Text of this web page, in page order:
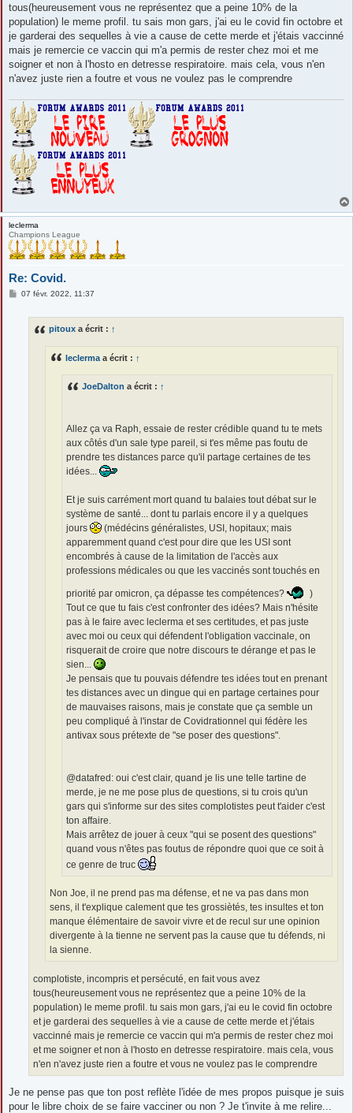
tous(heureusement vous ne représentez que a peine 10% de la
population) le meme profil. tu sais mon gars, j'ai eu le covid fin octobre et
je garderai des sequelles à vie a cause de cette merde et j'étais vaccinné
mais je remercie ce vaccin qui m'a permis de rester chez moi et me
soigner et non à l'hosto en detresse respiratoire. mais cela, vous n'en
n'avez juste rien a foutre et vous ne voulez pas le comprendre
leclerma
Champions League
Re: Covid.
M07 févr. 2022, 11:37
pitoux a écrit : ↑
leclerma a écrit : ↑
JoeDalton a écrit : ↑
Allez ça va Raph, essaie de rester crédible quand tu te mets
aux côtés d'un sale type pareil, si t'es même pas foutu de
prendre tes distances parce qu'il partage certaines de tes
idées...
Et je suis carrément mort quand tu balaies tout débat sur le
système de santé... dont tu parlais encore il y a quelques
jours
(médécins généralistes, USI, hopitaux; mais
apparemment quand c'est pour dire que les USI sont
encombrés à cause de la limitation de l'accès aux
professions médicales ou que les vaccinés sont touchés en
priorité par omicron, ça dépasse tes compétences?
)
Tout ce que tu fais c'est confronter des idées? Mais n'hésite
pas à le faire avec leclerma et ses certitudes, et pas juste
avec moi ou ceux qui défendent l'obligation vaccinale, on
risquerait de croire que notre discours te dérange et pas le
sien...
Je pensais que tu pouvais défendre tes idées tout en prenant
tes distances avec un dingue qui en partage certaines pour
de mauvaises raisons, mais je constate que ça semble un
peu compliqué à l'instar de Covidrationnel qui fédère les
antivax sous prétexte de "se poser des questions".
@datafred: oui c'est clair, quand je lis une telle tartine de
merde, je ne me pose plus de questions, si tu crois qu'un
gars qui s'informe sur des sites complotistes peut t'aider c'est
ton affaire.
Mais arrêtez de jouer à ceux "qui se posent des questions"
quand vous n'êtes pas foutus de répondre quoi que ce soit à
ce genre de truc
Non Joe, il ne prend pas ma défense, et ne va pas dans mon
sens, il t'explique calement que tes grossiètés, tes insultes et ton
manque élémentaire de savoir vivre et de recul sur une opinion
divergente à la tienne ne servent pas la cause que tu défends, ni
la sienne.
complotiste, incompris et persécuté, en fait vous avez
tous(heureusement vous ne représentez que a peine 10% de la
population) le meme profil. tu sais mon gars, j'ai eu le covid fin octobre
et je garderai des sequelles à vie a cause de cette merde et j'étais
vaccinné mais je remercie ce vaccin qui m'a permis de rester chez moi
et me soigner et non à l'hosto en detresse respiratoire. mais cela, vous
n'en n'avez juste rien a foutre et vous ne voulez pas le comprendre
Je ne pense pas que ton post reflète l'idée de mes propos puisque je suis
pour le libre choix de se faire vacciner ou non ? Je t'invite à me relire...